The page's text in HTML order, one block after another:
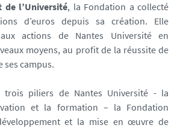
de l’Université, la Fondation a collecté
d’euros depuis sa création. Elle
actions de Nantes Université en
moyens, au profit de la réussite de
ses campus.
trois piliers de Nantes Université - la
et la formation – la Fondation
et la mise en œuvre de